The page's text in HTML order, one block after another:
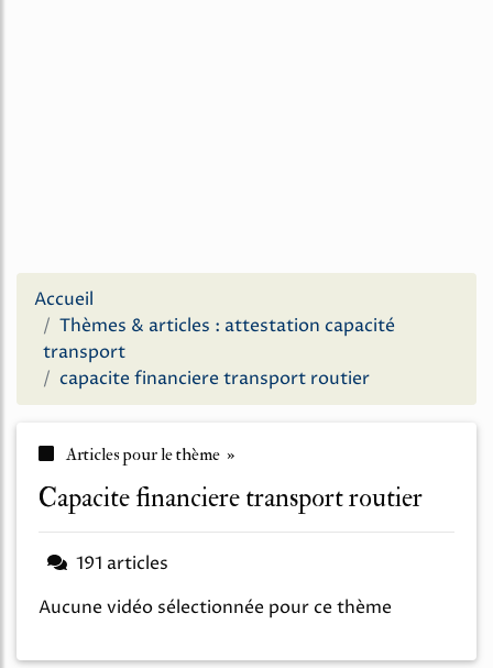
Accueil
Thèmes & articles : attestation capacité
transport
capacite financiere transport routier
Articles pour le thème »
capacite financiere transport routier
191 articles
Aucune vidéo sélectionnée pour ce thème